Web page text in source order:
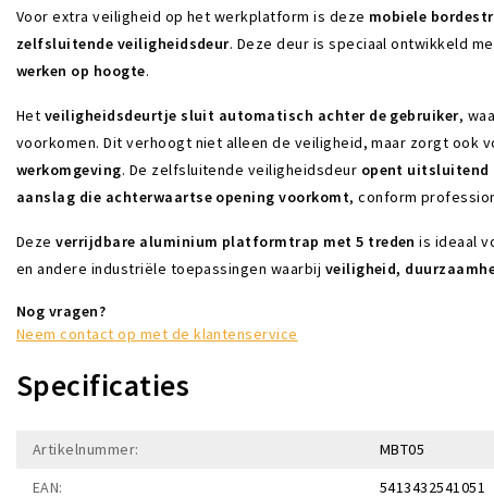
Voor extra veiligheid op het werkplatform is deze mobiele
zelfsluitende veiligheidsdeur. Deze deur is speciaal ontwikkeld
werken op hoogte.
Het veiligheidsdeurtje sluit automatisch achter de gebruiker,
voorkomen. Dit verhoogt niet alleen de veiligheid, maar zorgt ook
werkomgeving. De zelfsluitende veiligheidsdeur opent uitsluitend
aanslag die achterwaartse opening voorkomt, conform
Dezeverrijdbare aluminium platformtrap met 5 treden is ideaal
en andere industriële toepassingen waarbij veiligheid,
Nog vragen?
Neem contact op met de klantenservice
Specificaties
Artikelnummer:
MBT05
EAN:
5413432541051